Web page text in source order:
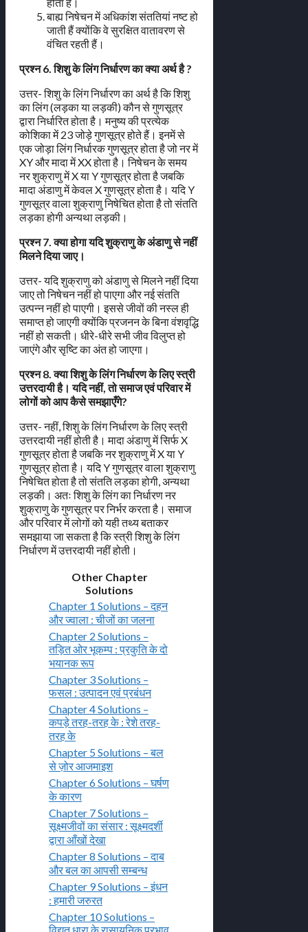
बाह्य निषेचन में अधिकांश संततियां नष्ट हो
जाती हैं क्योंकि वे सुरक्षित वातावरण से
वंचित रहती हैं।
प्रश्न 6. शिशु के लिंग निर्धारण का क्या अर्थ है ?
उत्तर- शिशु के लिंग निर्धारण का अर्थ है कि शिशु
का लिंग (लड़का या लड़की) कौन से गुणसूत्र
द्वारा निर्धारित होता है। मनुष्य की प्रत्येक
कोशिका में 23 जोड़े गुणसूत्र होते हैं। इनमें से
एक जोड़ा लिंग निर्धारक गुणसूत्र होता है जो नर में
XY और मादा में XX होता है। निषेचन के समय
नर शुक्राणु में X या Y गुणसूत्र होता है जबकि
मादा अंडाणु में केवल X गुणसूत्र होता है। यदि Y
गुणसूत्र वाला शुक्राणु निषेचित होता है तो संतति
लड़का होगी अन्यथा लड़की।
प्रश्न 7. क्या होगा यदि शुक्राणु के अंडाणु से नहीं
मिलने दिया जाए।
उत्तर- यदि शुक्राणु को अंडाणु से मिलने नहीं दिया
जाए तो निषेचन नहीं हो पाएगा और नई संतति
उत्पन्न नहीं हो पाएगी। इससे जीवों की नस्ल ही
समाप्त हो जाएगी क्योंकि प्रजनन के बिना वंशवृद्धि
नहीं हो सकती। धीरे-धीरे सभी जीव विलुप्त हो
जाएंगे और सृष्टि का अंत हो जाएगा।
प्रश्न 8. क्या शिशु के लिंग निर्धारण के लिए स्त्री
उत्तरदायी है। यदि नहीं, तो समाज एवं परिवार में
लोगों को आप कैसे समझाएँगे?
उत्तर- नहीं, शिशु के लिंग निर्धारण के लिए स्त्री
उत्तरदायी नहीं होती है। मादा अंडाणु में सिर्फ X
गुणसूत्र होता है जबकि नर शुक्राणु में X या Y
गुणसूत्र होता है। यदि Y गुणसूत्र वाला शुक्राणु
निषेचित होता है तो संतति लड़का होगी, अन्यथा
लड़की। अतः शिशु के लिंग का निर्धारण नर
शुक्राणु के गुणसूत्र पर निर्भर करता है। समाज
और परिवार में लोगों को यही तथ्य बताकर
समझाया जा सकता है कि स्त्री शिशु के लिंग
निर्धारण में उत्तरदायी नहीं होती।
Other Chapter
Solutions
Chapter 1 Solutions – दहन
और ज्वाला : चीजों का जलना
Chapter 2 Solutions –
तड़ित ओर भूकम्प : प्रकुति के दो
भयानक रूप
Chapter 3 Solutions –
फसल : उत्पादन एवं प्रबंधन
Chapter 4 Solutions –
कपड़े तरह-तरह के : रेशे तरह-
तरह के
Chapter 5 Solutions – बल
से ज़ोर आजमाइश
Chapter 6 Solutions – घर्षण
के कारण
Chapter 7 Solutions –
सूक्ष्मजीवों का संसार : सूक्ष्मदर्शी
द्वारा आँखों देखा
Chapter 8 Solutions – दाब
और बल का आपसी सम्बन्ध
Chapter 9 Solutions – इंधन
: हमारी जरुरत
Chapter 10 Solutions –